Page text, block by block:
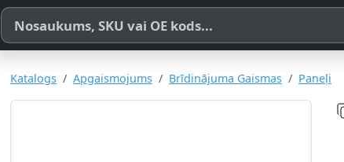
Meklēt pēc produkta nosaukuma, SKU vai OE koda
Katalogs Apgaismojums Brīdinājuma Gaismas Paneļi